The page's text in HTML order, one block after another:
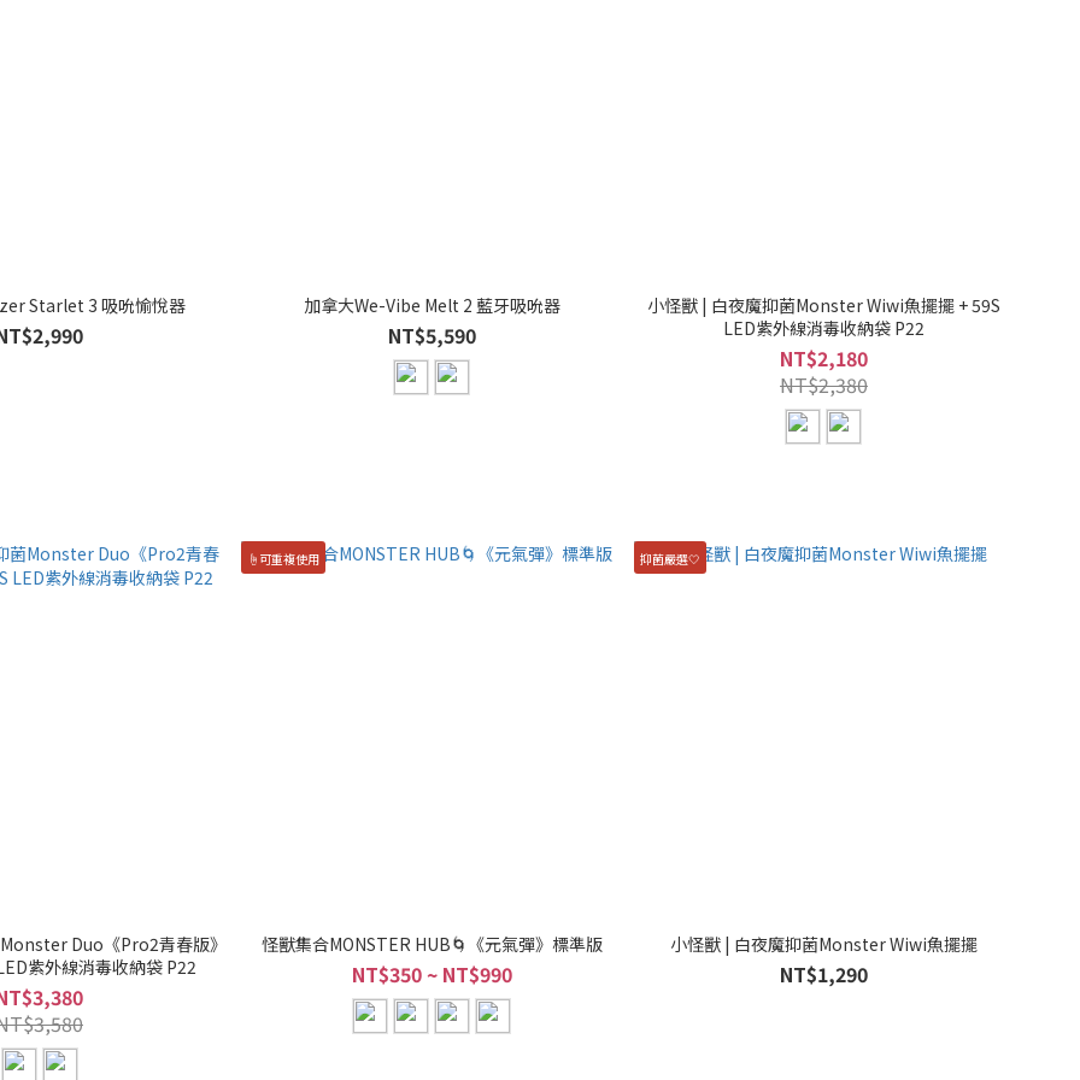
Starlet 3 吸吮愉悅器 加拿大We-Vibe Melt 2 藍牙吸吮器
NT$5,590
小怪獸 | 白夜魔抑菌Monster Wiwi魚擺擺 + 59S
LED紫外線消毒收納袋 P22
NT$2,180
NT$2,380
Duo《Pro2青春版》
紫外線消毒收納袋 P22
☝️可重複使用
怪獸集合MONSTER HUB🌀《元氣彈》標準版
NT$350 ~ NT$990
抑菌嚴選🤍
小怪獸 | 白夜魔抑菌Monster Wiwi魚擺擺
NT$1,290